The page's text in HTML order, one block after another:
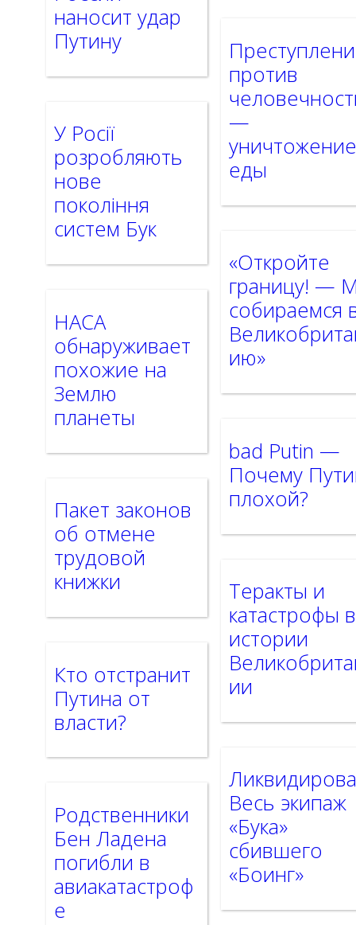
наносит удар
Путину
У Росії
розробляють
нове
покоління
систем Бук
НАСА
обнаруживает
похожие на
Землю
планеты
Пакет законов
об отмене
трудовой
книжки
Кто отстранит
Путина от
власти?
Родственники
Бен Ладена
погибли в
авиакатастроф
е
против
—
еды
«Откройте
границу! —
собираемся
ию»
bad Putin —
Почему
плохой?
Теракты и
катастрофы в
истории
ии
Весь экипаж
«Бука»
сбившего
«Боинг»